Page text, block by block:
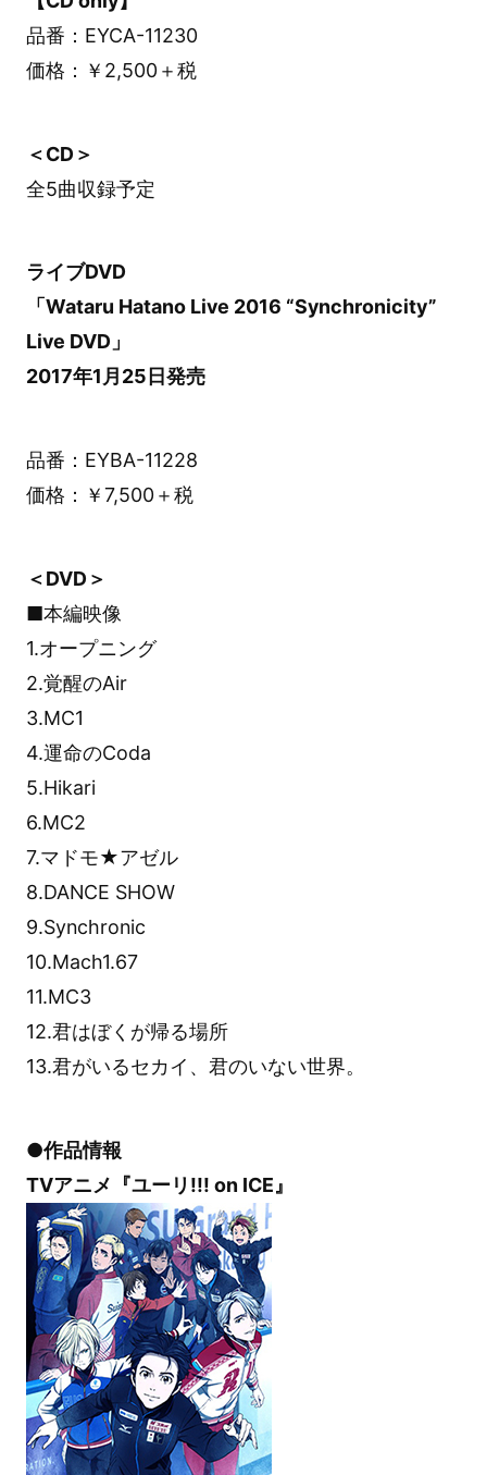
品番：EYCA-11230
価格：￥2,500＋税
＜CD＞
全5曲収録予定
ライブDVD
「Wataru Hatano Live 2016 “Synchronicity”
Live DVD」
2017年1月25日発売
品番：EYBA-11228
価格：￥7,500＋税
＜DVD＞
■本編映像
1.オープニング
2.覚醒のAir
3.MC1
4.運命のCoda
5.Hikari
6.MC2
7.マドモ★アゼル
8.DANCE SHOW
9.Synchronic
10.Mach1.67
11.MC3
12.君はぼくが帰る場所
13.君がいるセカイ、君のいない世界。
●作品情報
TVアニメ『ユーリ!!! on ICE』